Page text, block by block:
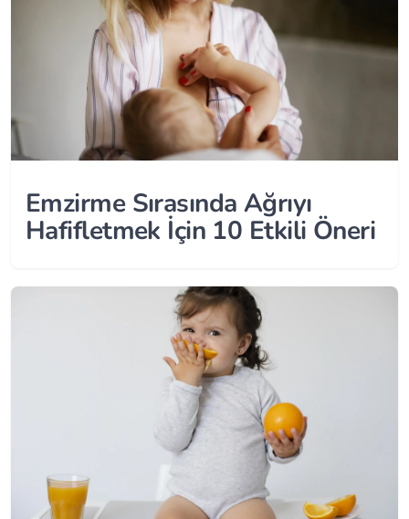
Emzirme Sırasında Ağrıyı
Hafifletmek İçin 10 Etkili Öneri